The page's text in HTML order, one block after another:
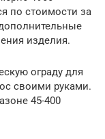
по стоимости за
изделия.
ограду для
своими руками.
45-400